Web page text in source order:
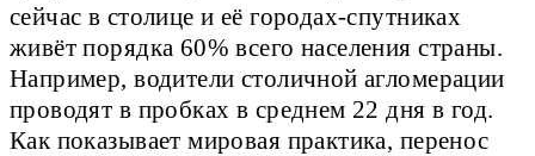
сейчас в столице и её городах-спутниках
живёт порядка 60% всего населения страны.
Например, водители столичной агломерации
проводят в пробках в среднем 22 дня в год.
Как показывает мировая практика, перенос